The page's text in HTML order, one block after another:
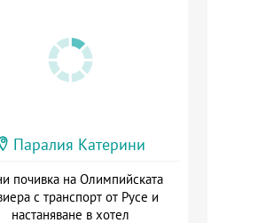
Паралия Катерини
почивка на Олимпийската
с транспорт от Русе и
настаняване в хотел